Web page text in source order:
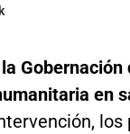
la Gobernación
en